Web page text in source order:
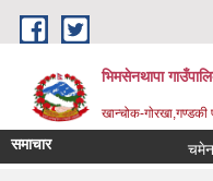
Skip to main content
भिमसेनथापा
खान्चोक-
समाचार चमेना